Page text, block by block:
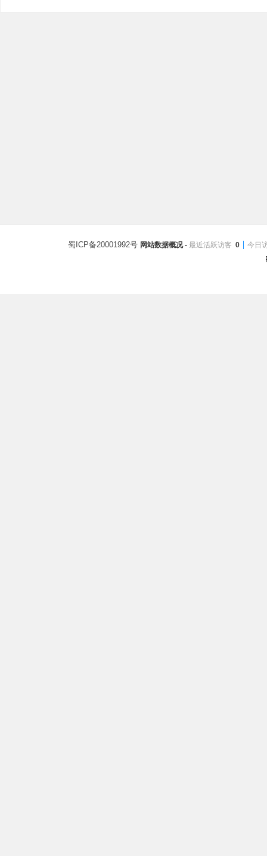
蜀ICP备20001992号 网站数据概况 - 最近活跃访客 0 今日